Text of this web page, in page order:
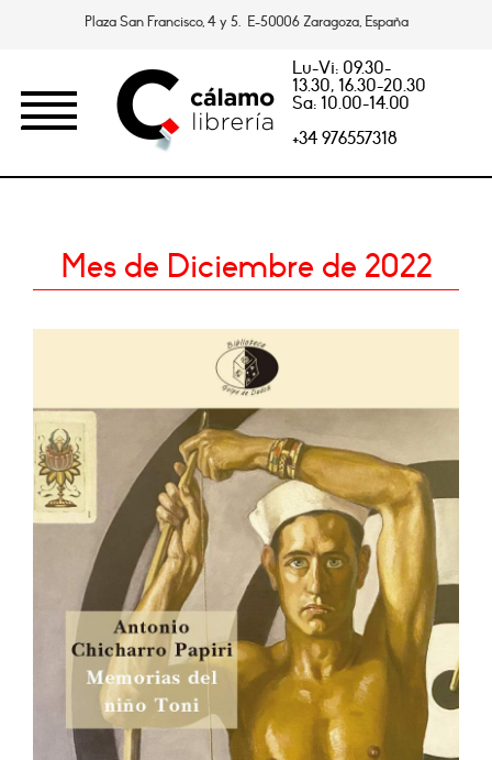
Plaza San Francisco, 4 y 5. E-50006 Zaragoza, España
Lu-Vi: 09.30-
13.30, 16.30-20.30
Sa: 10.00-14.00
+34 976557318
Mes de Diciembre de 2022